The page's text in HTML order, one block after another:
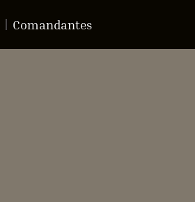
Comandantes